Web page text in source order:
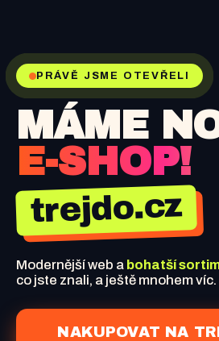
PRÁVĚ JSME OTEVŘELI
MÁME
E-SHOP!
trejdo.cz
Modernější web a bohatší
co jste znali, a ještě mnohem víc.
NAKUPOVAT NA